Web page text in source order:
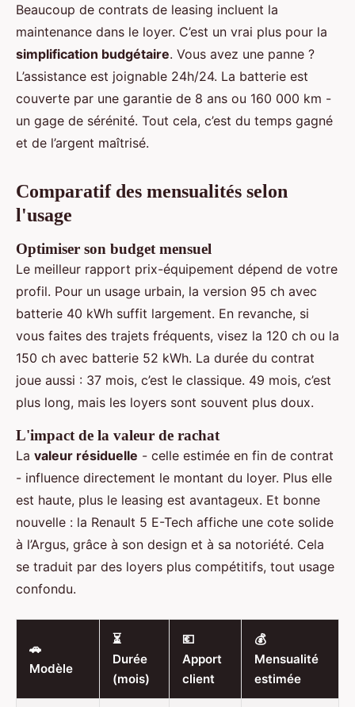
Beaucoup de contrats de leasing incluent la
maintenance dans le loyer. C’est un vrai plus pour la
simplification budgétaire. Vous avez une panne ?
L’assistance est joignable 24h/24. La batterie est
couverte par une garantie de 8 ans ou 160 000 km -
un gage de sérénité. Tout cela, c’est du temps gagné
et de l’argent maîtrisé.
Comparatif des mensualités selon
l'usage
Optimiser son budget mensuel
Le meilleur rapport prix-équipement dépend de votre
profil. Pour un usage urbain, la version 95 ch avec
batterie 40 kWh suffit largement. En revanche, si
vous faites des trajets fréquents, visez la 120 ch ou la
150 ch avec batterie 52 kWh. La durée du contrat
joue aussi : 37 mois, c’est le classique. 49 mois, c’est
plus long, mais les loyers sont souvent plus doux.
L'impact de la valeur de rachat
La valeur résiduelle - celle estimée en fin de contrat
- influence directement le montant du loyer. Plus elle
est haute, plus le leasing est avantageux. Et bonne
nouvelle : la Renault 5 E-Tech affiche une cote solide
à l’Argus, grâce à son design et à sa notoriété. Cela
se traduit par des loyers plus compétitifs, tout usage
confondu.
🚗
Modèle
⏳
Durée
(mois)
💶
Apport
client
💰
Mensualité
estimée